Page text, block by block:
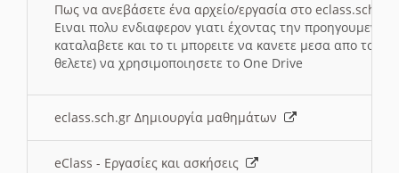
Πως να ανεβάσετε ένα αρχείο/εργασία στο eclass.sch.gr
Ειναι πολυ ενδιαφερον γιατι έχοντας την
καταλαβετε και το τι μπορειτε να κανετε μεσα απο το
θελετε) να χρησιμοποιησετε το One Drive
eclass.sch.gr Δημιουργία μαθημάτων
eClass - Εργασίες και ασκήσεις